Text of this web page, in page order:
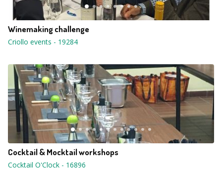
Winemaking challenge
Criollo events - 19284
Cocktail & Mocktail workshops
Cocktail O'Clock - 16896